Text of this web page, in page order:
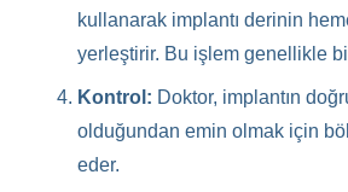
kullanarak implantı derinin
yerleştirir. Bu işlem genellikle
Kontrol: Doktor, implantın
olduğundan emin olmak için
eder.